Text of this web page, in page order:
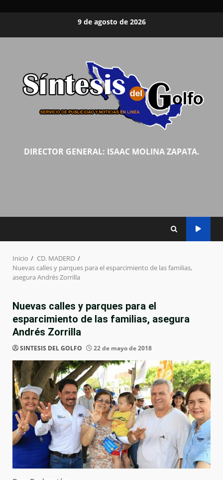
9 de agosto de 2026
DIRECTOR GENERAL: ISAAC MOLINA ZAPATA.
Inicio
CD. MADERO
Nuevas calles y parques para el esparcimiento de las familias,
asegura Andrés Zorrilla
Nuevas calles y parques para el
esparcimiento de las familias, asegura
Andrés Zorrilla
SINTESIS DEL GOLFO 22 de mayo de 2018